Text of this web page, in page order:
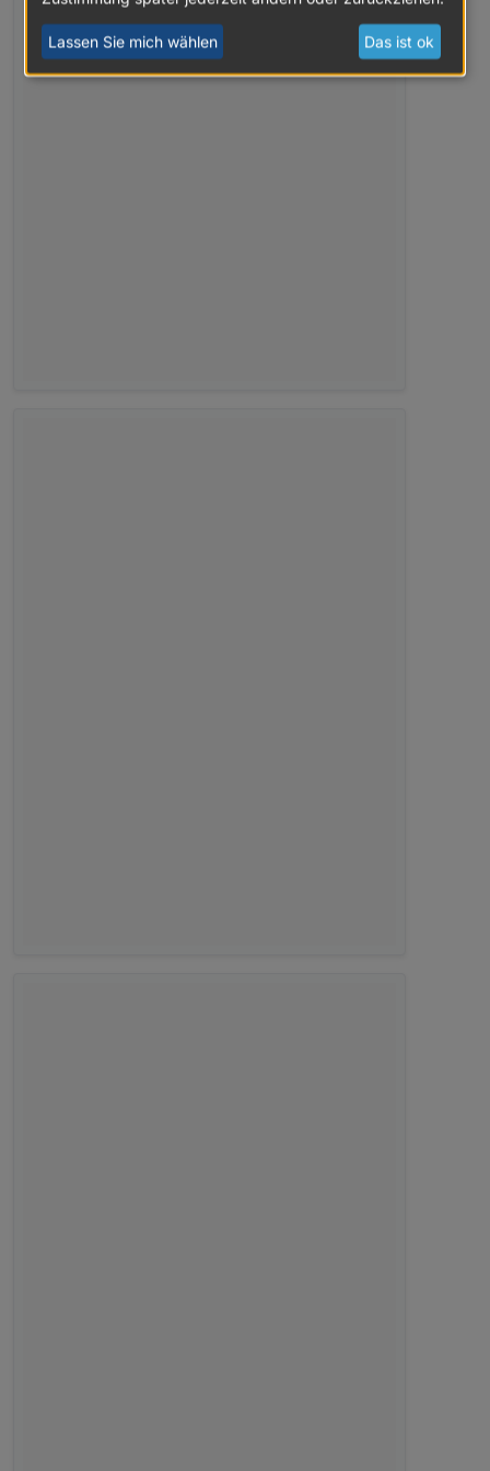
Lassen Sie mich wählen Das ist ok